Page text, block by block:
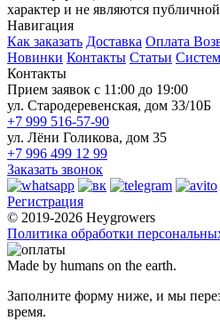
характер и не являются
Навигация
Как заказать Доставка Оплата
Новинки Контакты Статьи
Контакты
Прием заявок с 11:00 до 19:00
ул. Стародеревенская, дом 33/10Б
+7 999 516-57-90
ул. Лёни Голикова, дом 35
+7 996 499 12 99
Заказать звонок
Регистрация
© 2019-2026 Heygrowers
Политика обработки
Made by humans on the earth.
Заполните форму ниже, и мы
время.